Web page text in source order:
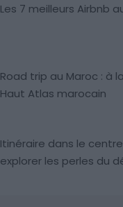
Les 7 meilleurs Airbnb
Road trip au Maroc : à
Haut Atlas marocain
Itinéraire dans le
explorer les perles du